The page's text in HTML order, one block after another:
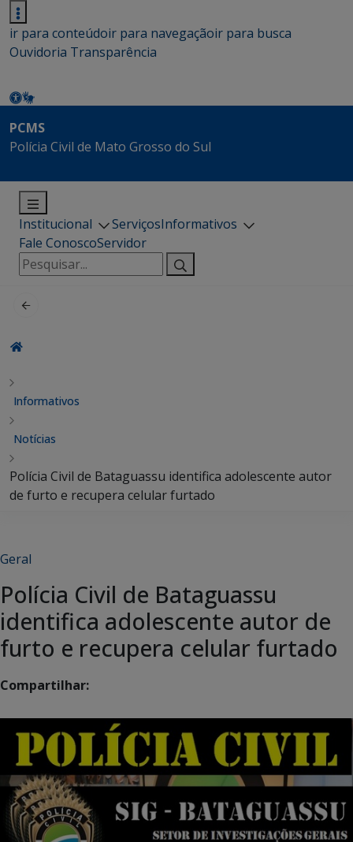
ir para conteúdoir para navegaçãoir para busca
Ouvidoria Transparência
PCMS
Polícia Civil de Mato Grosso do Sul
Institucional ServiçosInformativos
Fale ConoscoServidor
Pesquisar
por:
Informativos
Notícias
Polícia Civil de Bataguassu identifica adolescente autor
de furto e recupera celular furtado
Geral
Polícia Civil de Bataguassu
identifica adolescente autor de
furto e recupera celular furtado
Compartilhar: